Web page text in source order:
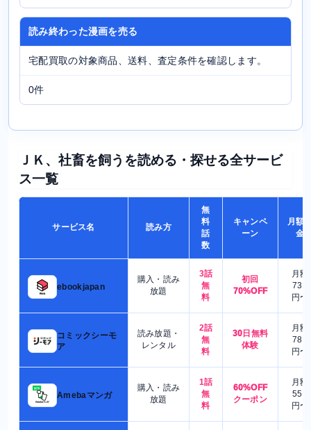
読み終わった漫画を売る
宅配買取の対象商品、送料、査定条件を確認します。
0件
ＪＫ、社畜を飼うを読める・探せる全サービ
ス一覧
サービス名 読み方
無
料
話
数
キャンペ
ーン
月額
金
ebookjapan
購入・読み
放題
3話
無
料
初回
70%OFF
月額
730
円〜
コミックシーモ
ア
読み放題・
レンタル
2話
無
料
30日無料
体験
月額
780
円〜
Amebaマンガ
購入・読み
放題
1話
無
料
60%OFF
クーポン
月額
550
円〜